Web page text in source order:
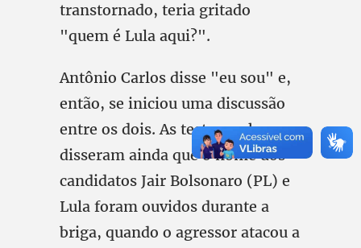
transtornado, teria gritado
"quem é Lula aqui?".
Antônio Carlos disse "eu sou" e,
então, se iniciou uma discussão
entre os dois. As testemunhas
disseram ainda que o nome dos
candidatos Jair Bolsonaro (PL) e
Lula foram ouvidos durante a
briga, quando o agressor atacou a